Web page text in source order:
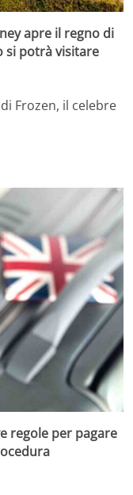
apre il regno di
si potrà visitare
Frozen, il celebre
regole per pagare